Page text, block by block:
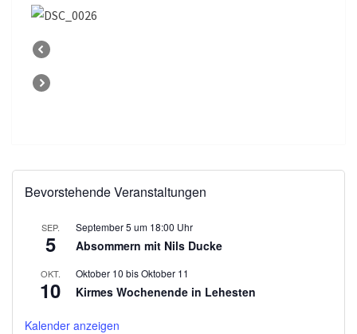
Bevorstehende Veranstaltungen
SEP.
5
September 5 um 18:00 Uhr
Absommern mit Nils Ducke
OKT.
10
Oktober 10 bisOktober 11
Kirmes Wochenende in Lehesten
Kalender anzeigen